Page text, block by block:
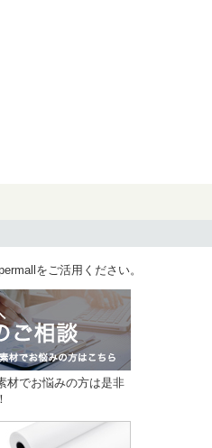
をご活用ください。
材でお悩みの方は是非